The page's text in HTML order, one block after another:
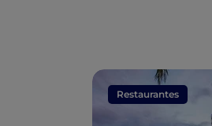
Restaurantes